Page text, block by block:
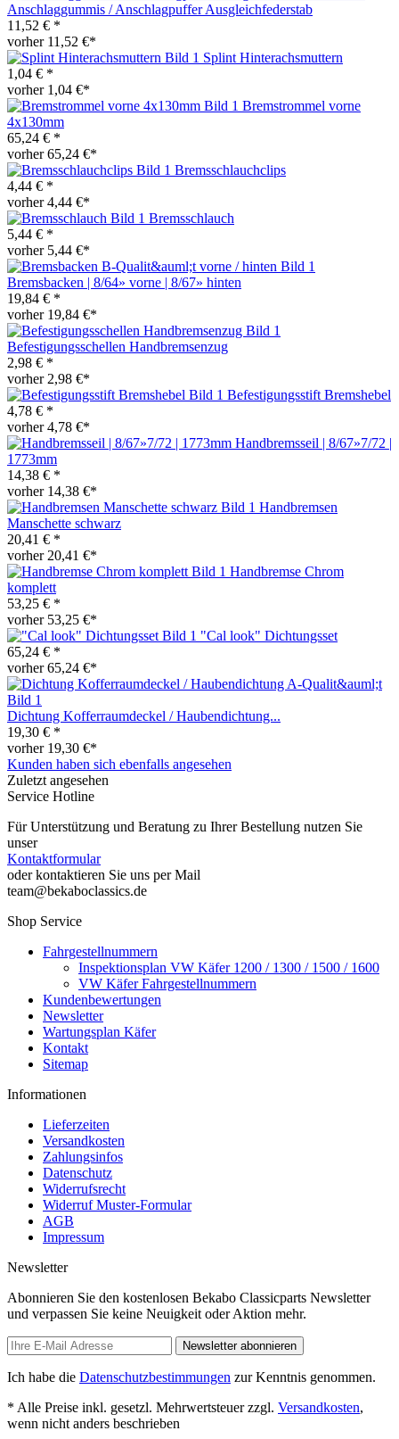
Anschlaggummis / Anschlagpuffer Ausgleichfederstab
11,52 € *
vorher 11,52 €*
Splint Hinterachsmuttern
1,04 € *
vorher 1,04 €*
Bremstrommel vorne
4x130mm
65,24 € *
vorher 65,24 €*
Bremsschlauchclips
4,44 € *
vorher 4,44 €*
Bremsschlauch
5,44 € *
vorher 5,44 €*
Bremsbacken | 8/64» vorne | 8/67» hinten
19,84 € *
vorher 19,84 €*
Befestigungsschellen Handbremsenzug
2,98 € *
vorher 2,98 €*
Befestigungsstift Bremshebel
4,78 € *
vorher 4,78 €*
Handbremsseil | 8/67»7/72 |
1773mm
14,38 € *
vorher 14,38 €*
Handbremsen
Manschette schwarz
20,41 € *
vorher 20,41 €*
Handbremse Chrom
komplett
53,25 € *
vorher 53,25 €*
"Cal look" Dichtungsset
65,24 € *
vorher 65,24 €*
Dichtung Kofferraumdeckel / Haubendichtung...
19,30 € *
vorher 19,30 €*
Kunden haben sich ebenfalls angesehen
Zuletzt angesehen
Service Hotline
Für Unterstützung und Beratung zu Ihrer Bestellung nutzen Sie
unser
Kontaktformular
oder kontaktieren Sie uns per Mail
team@bekaboclassics.de
Shop Service
Fahrgestellnummern
Inspektionsplan VW Käfer 1200 / 1300 / 1500 / 1600
VW Käfer Fahrgestellnummern
Kundenbewertungen
Newsletter
Wartungsplan Käfer
Kontakt
Sitemap
Informationen
Lieferzeiten
Versandkosten
Zahlungsinfos
Datenschutz
Widerrufsrecht
Widerruf Muster-Formular
AGB
Impressum
Newsletter
Abonnieren Sie den kostenlosen Bekabo Classicparts Newsletter
und verpassen Sie keine Neuigkeit oder Aktion mehr.
Newsletter abonnieren
Ich habe die Datenschutzbestimmungen zur Kenntnis genommen.
* Alle Preise inkl. gesetzl. Mehrwertsteuer zzgl. Versandkosten,
wenn nicht anders beschrieben